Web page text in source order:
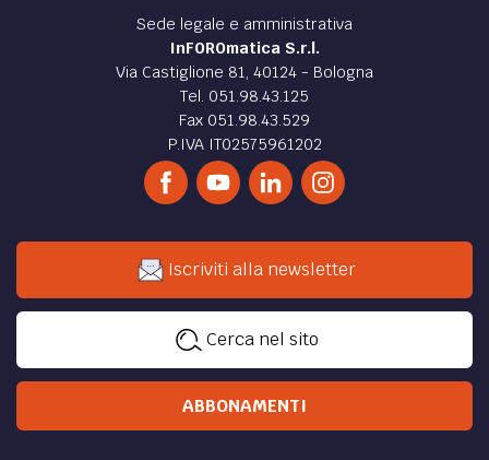
Sede legale e amministrativa
InFOROmatica S.r.l.
Via Castiglione 81, 40124 - Bologna
Tel. 051.98.43.125
Fax 051.98.43.529
P.IVA IT02575961202
Iscriviti alla newsletter
Cerca nel sito
ABBONAMENTI